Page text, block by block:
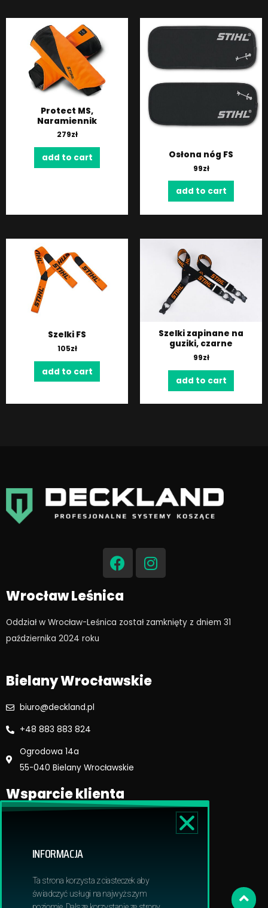
Protect MS,
Naramiennik
279zł
add to cart Osłona nóg FS
99zł
add to cart
Szelki FS
105zł
add to cart
Szelki zapinane na
guziki, czarne
99zł
add to cart
F
a
c
e
b
o
I
n
s
g
Wrocław Leśnica
Oddział w Wrocław-Leśnica został zamknięty z dniem 31
października 2024 roku​
Bielany Wrocławskie
biuro@deckland.pl
+48 883 883 824
Ogrodowa 14a
55-040 Bielany Wrocławskie
Wsparcie klienta
Dostawa i płatność
Obowiązek informacyjny RODO
INFORMACJA
Ta strona korzysta z ciasteczek aby
świadczyć usługi na najwyższym